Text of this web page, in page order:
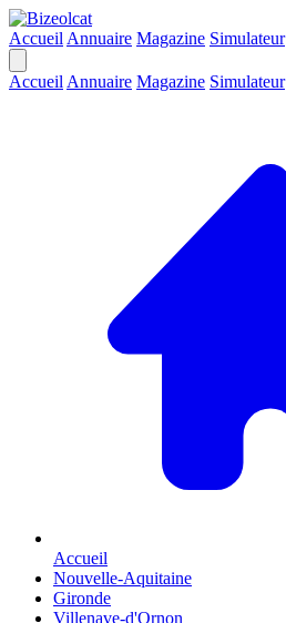
Accueil Annuaire Magazine Simulateur
Accueil Annuaire Magazine Simulateur
Accueil
Nouvelle-Aquitaine
Gironde
Villenave-d'Ornon